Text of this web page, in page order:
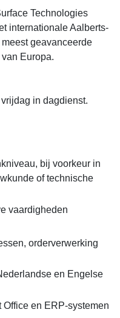
Technologies
internationale Aalberts-
geavanceerde
Europa.
in dagdienst.
bij voorkeur in
of technische
vaardigheden
orderverwerking
en Engelse
en ERP-systemen